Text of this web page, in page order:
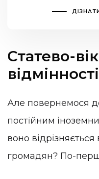
Статево-
відмінності
Але повернемося
постійним
воно
громадян? По-